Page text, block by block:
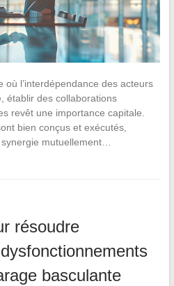
où l’interdépendance des acteurs
établir des collaborations
revêt une importance capitale.
bien conçus et exécutés,
mutuellement…
résoudre
basculante